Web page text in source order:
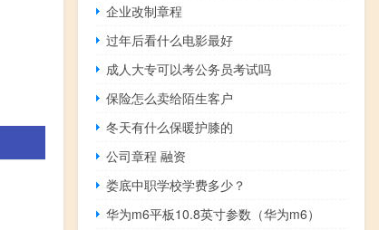
企业改制章程
过年后看什么电影最好
成人大专可以考公务员考试吗
保险怎么卖给陌生客户
冬天有什么保暖护膝的
公司章程 融资
娄底中职学校学费多少？
华为m6平板10.8英寸参数（华为m6）